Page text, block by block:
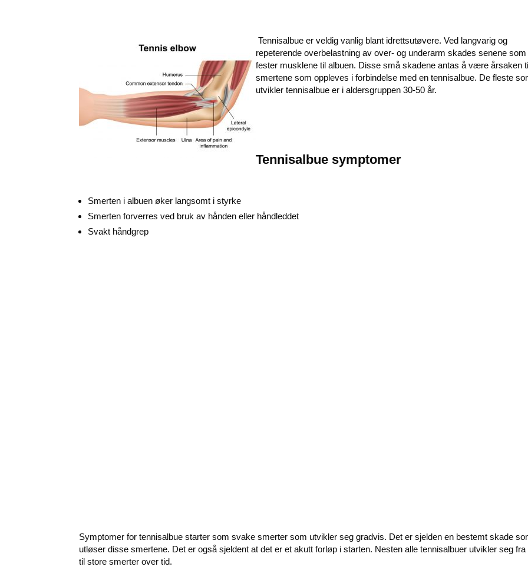
Tennisalbue er veldig vanlig blant idrettsutøvere. Ved langvarig og
repeterende overbelastning av over- og underarm skades senene som
fester musklene til albuen. Disse små skadene antas å væreårsaken
smertene som oppleves i forbindelse med en tennisalbue. De fleste
utvikler tennisalbue er i aldersgruppen 30-50 år.
Tennisalbue symptomer
Smerten i albuen øker langsomt i styrke
Smerten forverres ved bruk av hånden eller håndleddet
Svakt håndgrep
Symptomer for tennisalbue starter som svake smerter som utvikler seg gradvis. Det er sjelden en bestemt skade
utløser disse smertene. Det er også sjeldent at det er et akutt forløp i starten. Nesten alle tennisalbuer utvikler seg
til store smerter over tid.